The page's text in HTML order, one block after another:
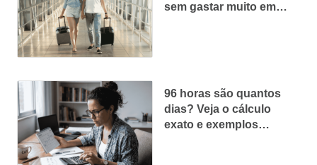
sem gastar muito em
96 horas são quantos
dias? Veja o cálculo
exato e exemplos